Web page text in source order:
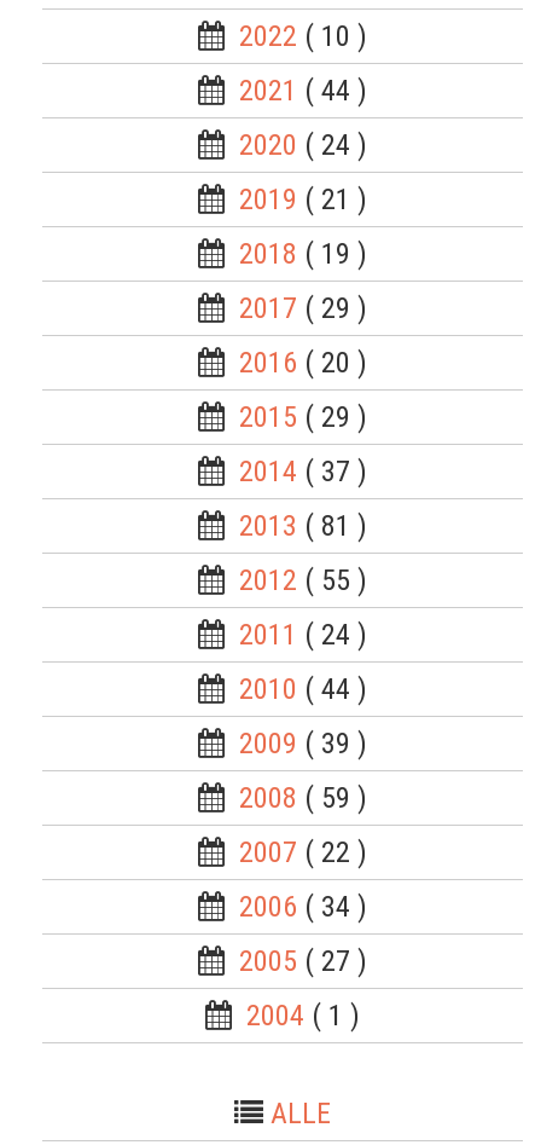
2022 ( 10 )
2021 ( 44 )
2020 ( 24 )
2019 ( 21 )
2018 ( 19 )
2017 ( 29 )
2016 ( 20 )
2015 ( 29 )
2014 ( 37 )
2013 ( 81 )
2012 ( 55 )
2011 ( 24 )
2010 ( 44 )
2009 ( 39 )
2008 ( 59 )
2007 ( 22 )
2006 ( 34 )
2005 ( 27 )
2004 ( 1 )
ALLE